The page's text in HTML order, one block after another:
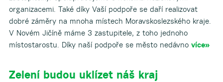
organizacemi. Také díky Vaší podpoře se daří realizovat
dobré záměry na mnoha místech Moravskoslezského kraje.
V Novém Jičíně máme 3 zastupitele, z toho jednoho
místostarostu. Díky naší podpoře se město nedávno více»
Zelení budou uklízet náš kraj